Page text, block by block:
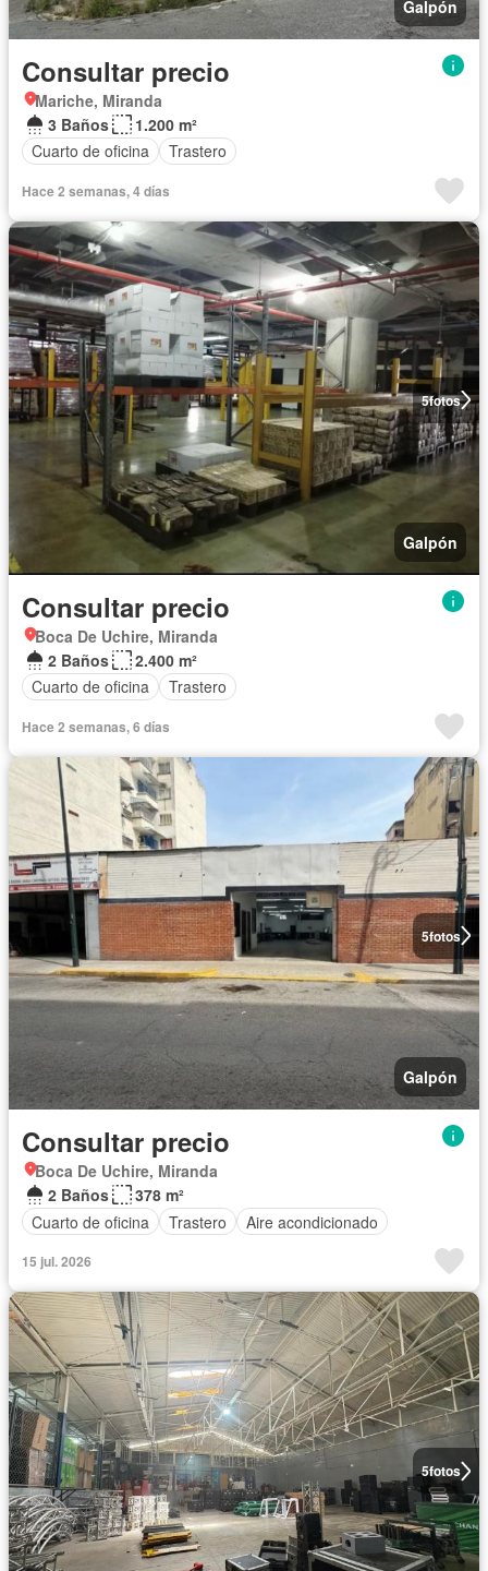
Galpón
Consultar precio
Mariche, Miranda
3 Baños
1.200 m²
Cuarto de oficina
Trastero
Hace 2 semanas, 4 días
5fotos
Galpón
Consultar precio
Boca De Uchire, Miranda
2 Baños
2.400 m²
Cuarto de oficina
Trastero
Hace 2 semanas, 6 días
5fotos
Galpón
Consultar precio
Boca De Uchire, Miranda
2 Baños
378 m²
Cuarto de oficina
Trastero Aire acondicionado
15 jul. 2026
5fotos